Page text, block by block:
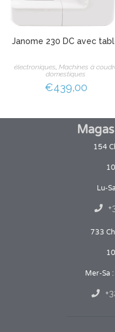
Janome 230 DC avec
électroniques, Machines à
domestiques
€439,00
154
Lu-
733
Mer-Sa